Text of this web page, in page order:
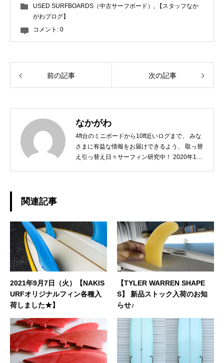
USED SURFBOARDS（中古サーフボード） ,
【スタッフなか
がわブログ】
コメント: 0
前の記事 次の記事
なかがわ
4ft台のミニボードから10ft近いログまで、 みな
さまに有益な情報をお届けできるよう、 取っ替
え引っ替え日々サーフィン研究中！ 2020年10
県出身：一宮町在住 ◆誕生日：1979年10月2日
関連記事
2021年9月7日（火）【NAKIS
URFオリジナルフィン各種入
荷しました★】
【TYLER WARREN SHAPE
S】 新品ストック入荷のお知
らせ♪